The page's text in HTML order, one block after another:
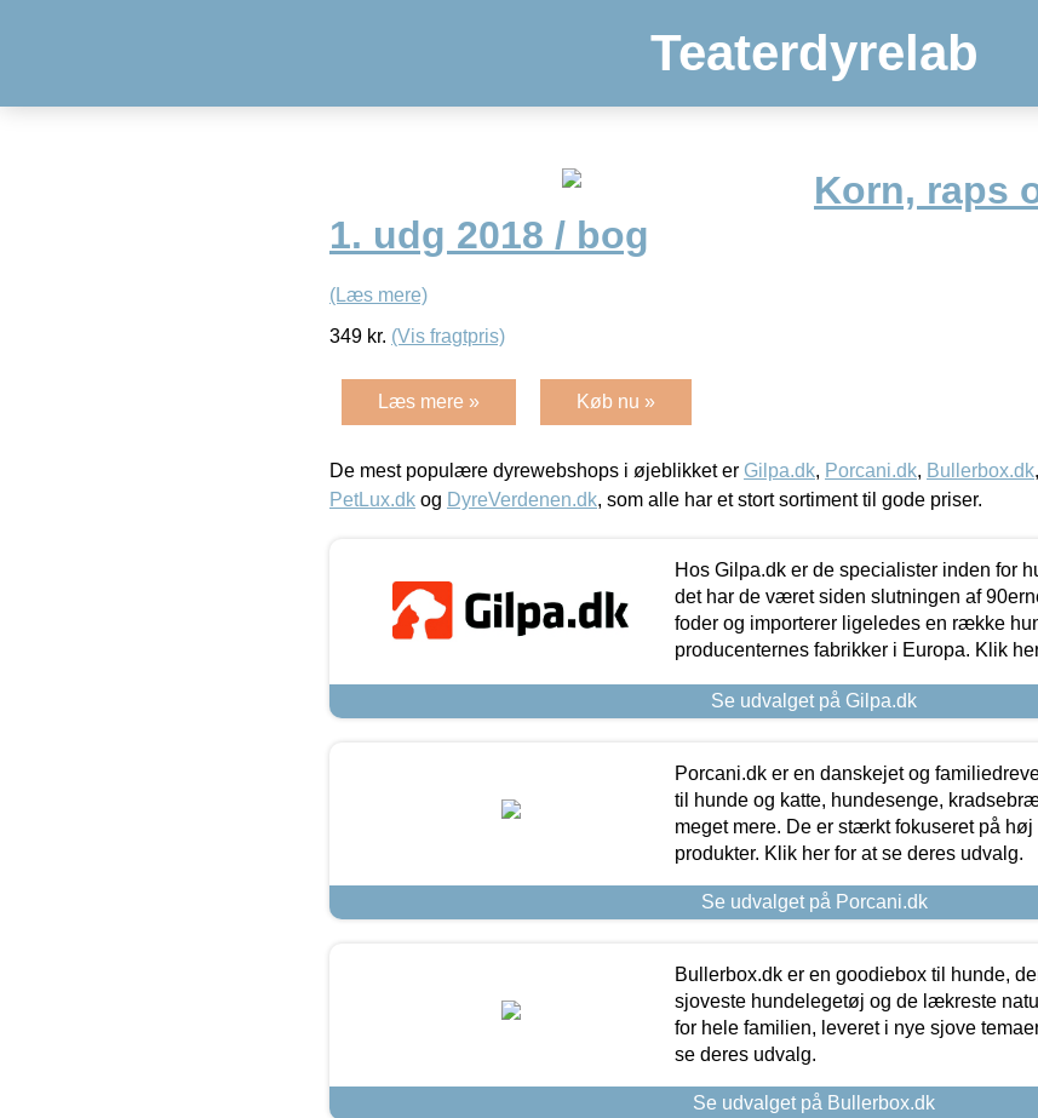
Teaterdyrelab
Korn, raps
1. udg 2018 / bog
(Læs mere)
349 kr. (Vis fragtpris)
Læs mere » Køb nu »
De mest populære dyrewebshops i øjeblikket er Gilpa.dk, Porcani.dk, Bullerbox.dk,
PetLux.dk og DyreVerdenen.dk, som alle har et stort sortiment til gode priser.
Hos Gilpa.dk er de specialister inden for
det har de været siden slutningen af
foder og importerer ligeledes en række
producenternes fabrikker i Europa. Klik
Se udvalget på Gilpa.dk
Porcani.dk er en danskejet og
til hunde og katte, hundesenge,
meget mere. De er stærkt fokuseret på
produkter. Klik her for at se deres udvalg.
Se udvalget på Porcani.dk
Bullerbox.dk er en goodiebox til hunde,
sjoveste hundelegetøj og de lækreste
for hele familien, leveret i nye sjove
se deres udvalg.
Se udvalget på Bullerbox.dk